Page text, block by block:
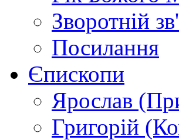
Зворотній
Посилання
Єпископи
Ярослав
Григорій